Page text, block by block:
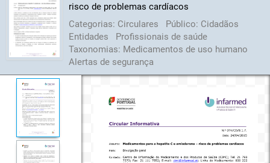
risco de problemas cardíacos
Categorias: Circulares Público: Cidadãos
Entidades
Profissionais de saúde
Taxonomias: Medicamentos de uso humano
Alertas de segurança